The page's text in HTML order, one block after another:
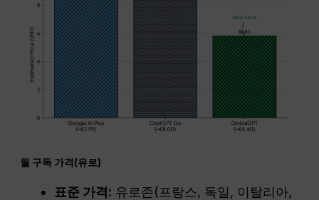
월 구독 가격(유로)
표준 가격: 유로존(프랑스, 독일, 이탈리아,